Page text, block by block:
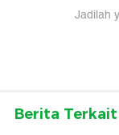
Jadilah
Berita Terkait